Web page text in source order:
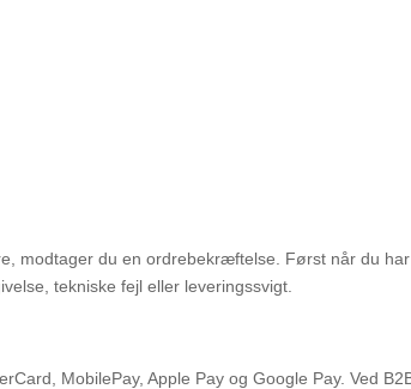
modtager du en ordrebekræftelse. Først når du
tekniske fejl eller leveringssvigt.
MobilePay, Apple Pay og Google Pay. Ved